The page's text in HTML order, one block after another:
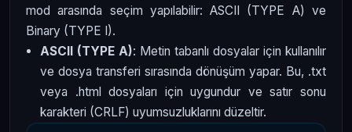
mod arasında seçim yapılabilir: ASCII (TYPE A) ve
Binary (TYPE I).
ASCII (TYPE A): Metin tabanlı dosyalar için kullanılır
ve dosya transferi sırasında dönüşüm yapar. Bu, .txt
veya .html dosyaları için uygundur ve satır sonu
karakteri (CRLF) uyumsuzluklarını düzeltir.